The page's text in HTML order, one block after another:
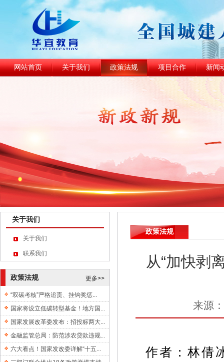
网站首页 关于我们 政策法规 项目合作 新闻
关于我们
关于我们
联系我们
更多>>
政策法规
“双碳考核”严格追责、挂钩奖惩...
国家将设立低碳转型基金！地方国...
国家发展改革委发布：招投标两大...
金融监管总局：防范涉农贷款违规...
六大看点！国家发改委详解“十五...
政策法规
从“加快剥
来源：
作者：林倩